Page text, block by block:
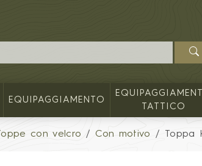
EQUIPAGGIAMENTO
TATTICO
Toppe con velcro Con motivo Toppa